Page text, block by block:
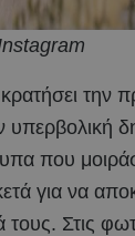
την
υπερβολική
που
για να
τους. Στις